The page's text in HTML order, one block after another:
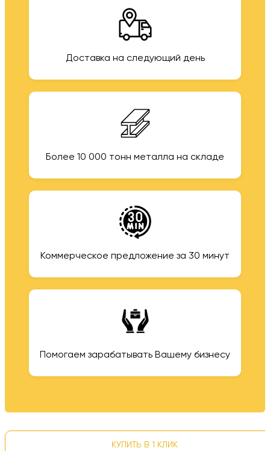
Доставка на следующий день
Более 10 000 тонн металла на складе
Коммерческое предложение за 30 минут
Помогаем зарабатывать Вашему бизнесу
КУПИТЬ В 1 КЛИК